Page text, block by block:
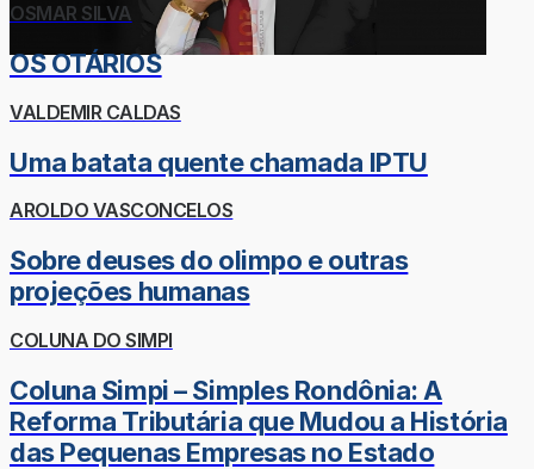
OSMAR SILVA
OS OTÁRIOS
VALDEMIR CALDAS
Uma batata quente chamada IPTU
AROLDO VASCONCELOS
Sobre deuses do olimpo e outras
projeções humanas
COLUNA DO SIMPI
Coluna Simpi – Simples Rondônia: A
Reforma Tributária que Mudou a História
das Pequenas Empresas no Estado